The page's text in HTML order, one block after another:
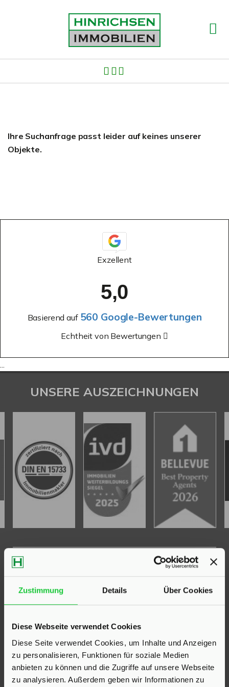
Zustimmung Details Über Cookies
Diese Webseite verwendet Cookies
Diese Seite verwendet Cookies, um Inhalte und Anzeigen
zu personalisieren, Funktionen für soziale Medien
anbieten zu können und die Zugriffe auf unsere Webseite
zu analysieren. Außerdem geben wir Informationen zu
Ihre Suchanfrage passt leider auf keines unserer
Objekte.
Exzellent
5,0
Basierend auf 560 Google-Bewertungen
Echtheit von Bewertungen
...
UNSERE AUSZEICHNUNGEN
KONTAKT
Hinrichsen Immobilien GmbH
Bollmoor 2
Telefon:04551 901690
24568 Kaltenkirchen
Holstenstraße 26